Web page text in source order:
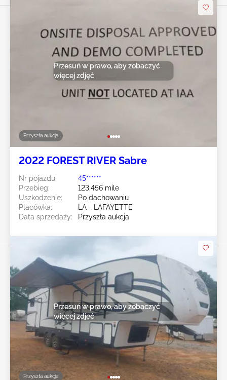
Przyszła aukcja
Przesuń w prawo, aby zobaczyć
więcej zdjęć
2022 FOREST RIVER Sabre
Nr pojazdu:
45******
Przebieg:
123,456 mile
Uszkodzenie:
Po dachowaniu
Placówka:
LA - LAFAYETTE
Data sprzedaży:
Przyszła aukcja
Przyszła aukcja
Przesuń w prawo, aby zobaczyć
więcej zdjęć